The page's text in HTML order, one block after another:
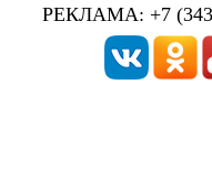
РЕКЛАМА: +7